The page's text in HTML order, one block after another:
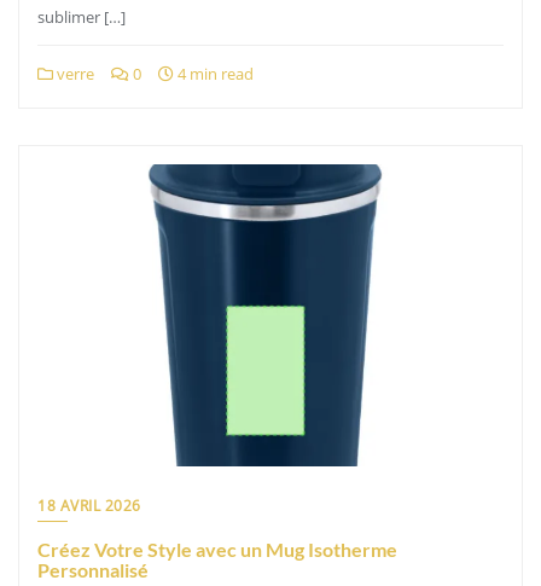
sublimer […]
verre 0 4 min read
18 AVRIL 2026
Créez Votre Style avec un Mug Isotherme
Personnalisé